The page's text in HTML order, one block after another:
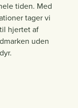
tiden. Med
tager vi
hjertet af
uden